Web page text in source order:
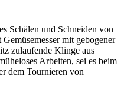
Schälen und Schneiden von
mit gebogener
zulaufende Klinge aus
Arbeiten, sei es beim
dem Tournieren von